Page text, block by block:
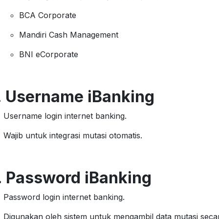
BCA Corporate
Mandiri Cash Management
BNI eCorporate
Username iBanking
Username login internet banking.
Wajib untuk integrasi mutasi otomatis.
Password iBanking
Password login internet banking.
Digunakan oleh sistem untuk mengambil data mutasi